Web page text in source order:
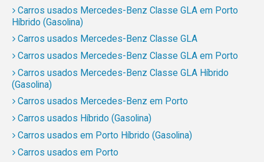
Carros usados Mercedes-Benz Classe GLA em Porto
Híbrido (Gasolina)
Carros usados Mercedes-Benz Classe GLA
Carros usados Mercedes-Benz Classe GLA em Porto
Carros usados Mercedes-Benz Classe GLA Híbrido
(Gasolina)
Carros usados Mercedes-Benz em Porto
Carros usados Híbrido (Gasolina)
Carros usados em Porto Híbrido (Gasolina)
Carros usados em Porto